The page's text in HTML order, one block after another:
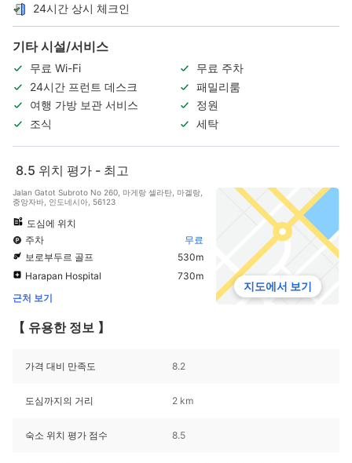
24시간 상시 체크인
기타 시설/서비스
무료 Wi-Fi
무료 주차
24시간 프런트 데스크
패밀리룸
여행 가방 보관 서비스
정원
조식
세탁
8.5 위치 평가 - 최고
Jalan Gatot Subroto No 260, 마게랑 셀라탄, 마겔랑,
중앙자바, 인도네시아, 56123
도심에 위치
주차
무료
보로부두르 골프
530m
Harapan Hospital
730m
근처 보기
지도에서 보기
【 유용한 정보 】
가격 대비 만족도 8.2
도심까지의 거리 2 km
숙소 위치 평가 점수 8.5